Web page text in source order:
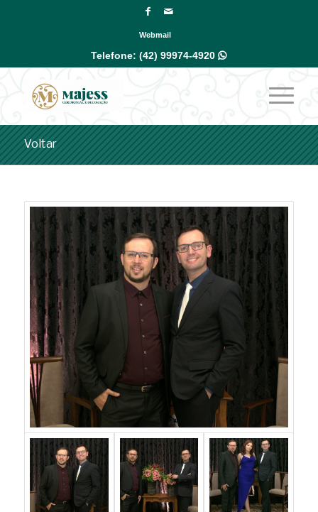
Webmail
Telefone:(42) 99974-4920
Voltar